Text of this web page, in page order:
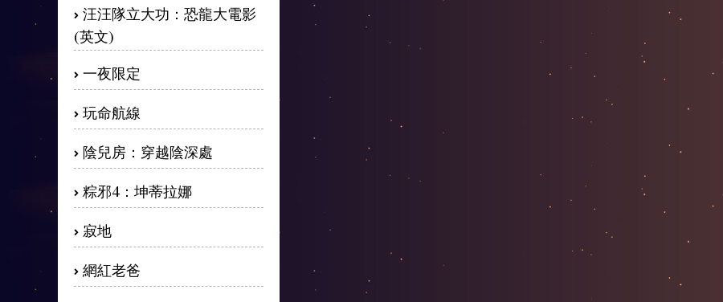
汪汪隊立大功：恐龍大電影
(英文)
一夜限定
玩命航線
陰兒房：穿越陰深處
粽邪4：坤蒂拉娜
寂地
網紅老爸